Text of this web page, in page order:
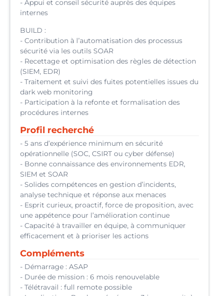
- Appui et conseil sécurité auprès des équipes
internes
BUILD :
- Contribution à l’automatisation des processus
sécurité via les outils SOAR
- Recettage et optimisation des règles de détection
(SIEM, EDR)
- Traitement et suivi des fuites potentielles issues du
dark web monitoring
- Participation à la refonte et formalisation des
procédures internes
Profil recherché
- 5 ans d’expérience minimum en sécurité
opérationnelle (SOC, CSIRT ou cyber défense)
- Bonne connaissance des environnements EDR,
SIEM et SOAR
- Solides compétences en gestion d’incidents,
analyse technique et réponse aux menaces
- Esprit curieux, proactif, force de proposition, avec
une appétence pour l’amélioration continue
- Capacité à travailler en équipe, à communiquer
efficacement et à prioriser les actions
Compléments
- Démarrage : ASAP
- Durée de mission : 6 mois renouvelable
- Télétravail : full remote possible